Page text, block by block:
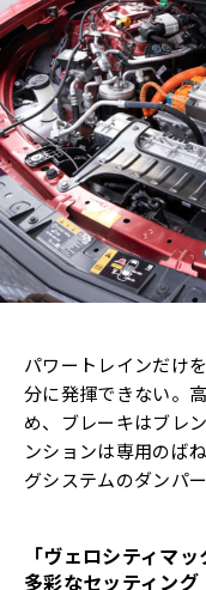
パワートレインだけ
分に発揮できない。
め、ブレーキはブレ
ンションは専用のば
グシステムのダンパ
「ヴェロシティマ
多彩なセッティング